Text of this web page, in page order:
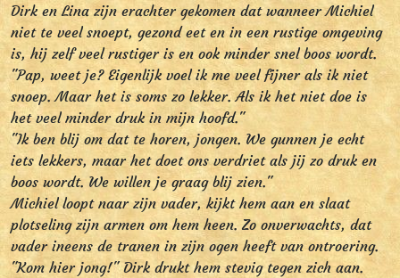
Dirk en Lina zijn erachter gekomen dat wanneer Michiel
niet te veel snoept, gezond eet en in een rustige omgeving
is, hij zelf veel rustiger is en ook minder snel boos wordt.
"Pap, weet je? Eigenlijk voel ik me veel fijner als ik niet
snoep. Maar het is soms zo lekker. Als ik het niet doe is
het veel minder druk in mijn hoofd."
"Ik ben blij om dat te horen, jongen. We gunnen je echt
iets lekkers, maar het doet ons verdriet als jij zo druk en
boos wordt. We willen je graag blij zien."
Michiel loopt naar zijn vader, kijkt hem aan en slaat
plotseling zijn armen om hem heen. Zo onverwachts, dat
vader ineens de tranen in zijn ogen heeft van ontroering.
"Kom hier jong!" Dirk drukt hem stevig tegen zich aan.